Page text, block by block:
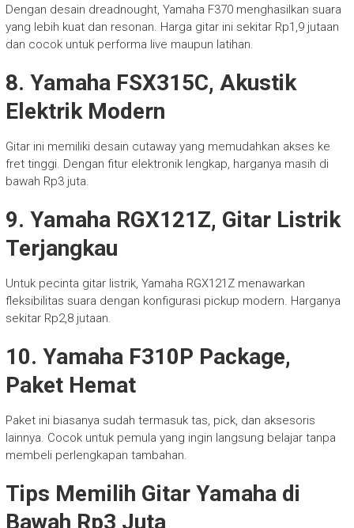
Dengan desain dreadnought, Yamaha F370 menghasilkan suara
yang lebih kuat dan resonan. Harga gitar ini sekitar Rp1,9 jutaan
dan cocok untuk performa live maupun latihan.
8. Yamaha FSX315C, Akustik
Elektrik Modern
Gitar ini memiliki desain cutaway yang memudahkan akses ke
fret tinggi. Dengan fitur elektronik lengkap, harganya masih di
bawah Rp3 juta.
9. Yamaha RGX121Z, Gitar Listrik
Terjangkau
Untuk pecinta gitar listrik, Yamaha RGX121Z menawarkan
fleksibilitas suara dengan konfigurasi pickup modern. Harganya
sekitar Rp2,8 jutaan.
10. Yamaha F310P Package,
Paket Hemat
Paket ini biasanya sudah termasuk tas, pick, dan aksesoris
lainnya. Cocok untuk pemula yang ingin langsung belajar tanpa
membeli perlengkapan tambahan.
Tips Memilih Gitar Yamaha di
Bawah Rp3 Juta